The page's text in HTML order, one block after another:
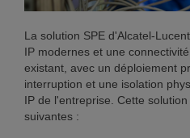
La solution SPE d'Alcatel-
IP modernes et une
existant, avec un déploiement
interruption et une isolation
IP de l'entreprise. Cette
suivantes :